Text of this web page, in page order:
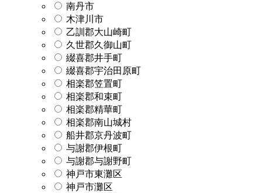
南丹市
木津川市
乙訓郡大山崎町
久世郡久御山町
綴喜郡井手町
綴喜郡宇治田原町
相楽郡笠置町
相楽郡和束町
相楽郡精華町
相楽郡南山城村
船井郡京丹波町
与謝郡伊根町
与謝郡与謝野町
神戸市東灘区
神戸市灘区